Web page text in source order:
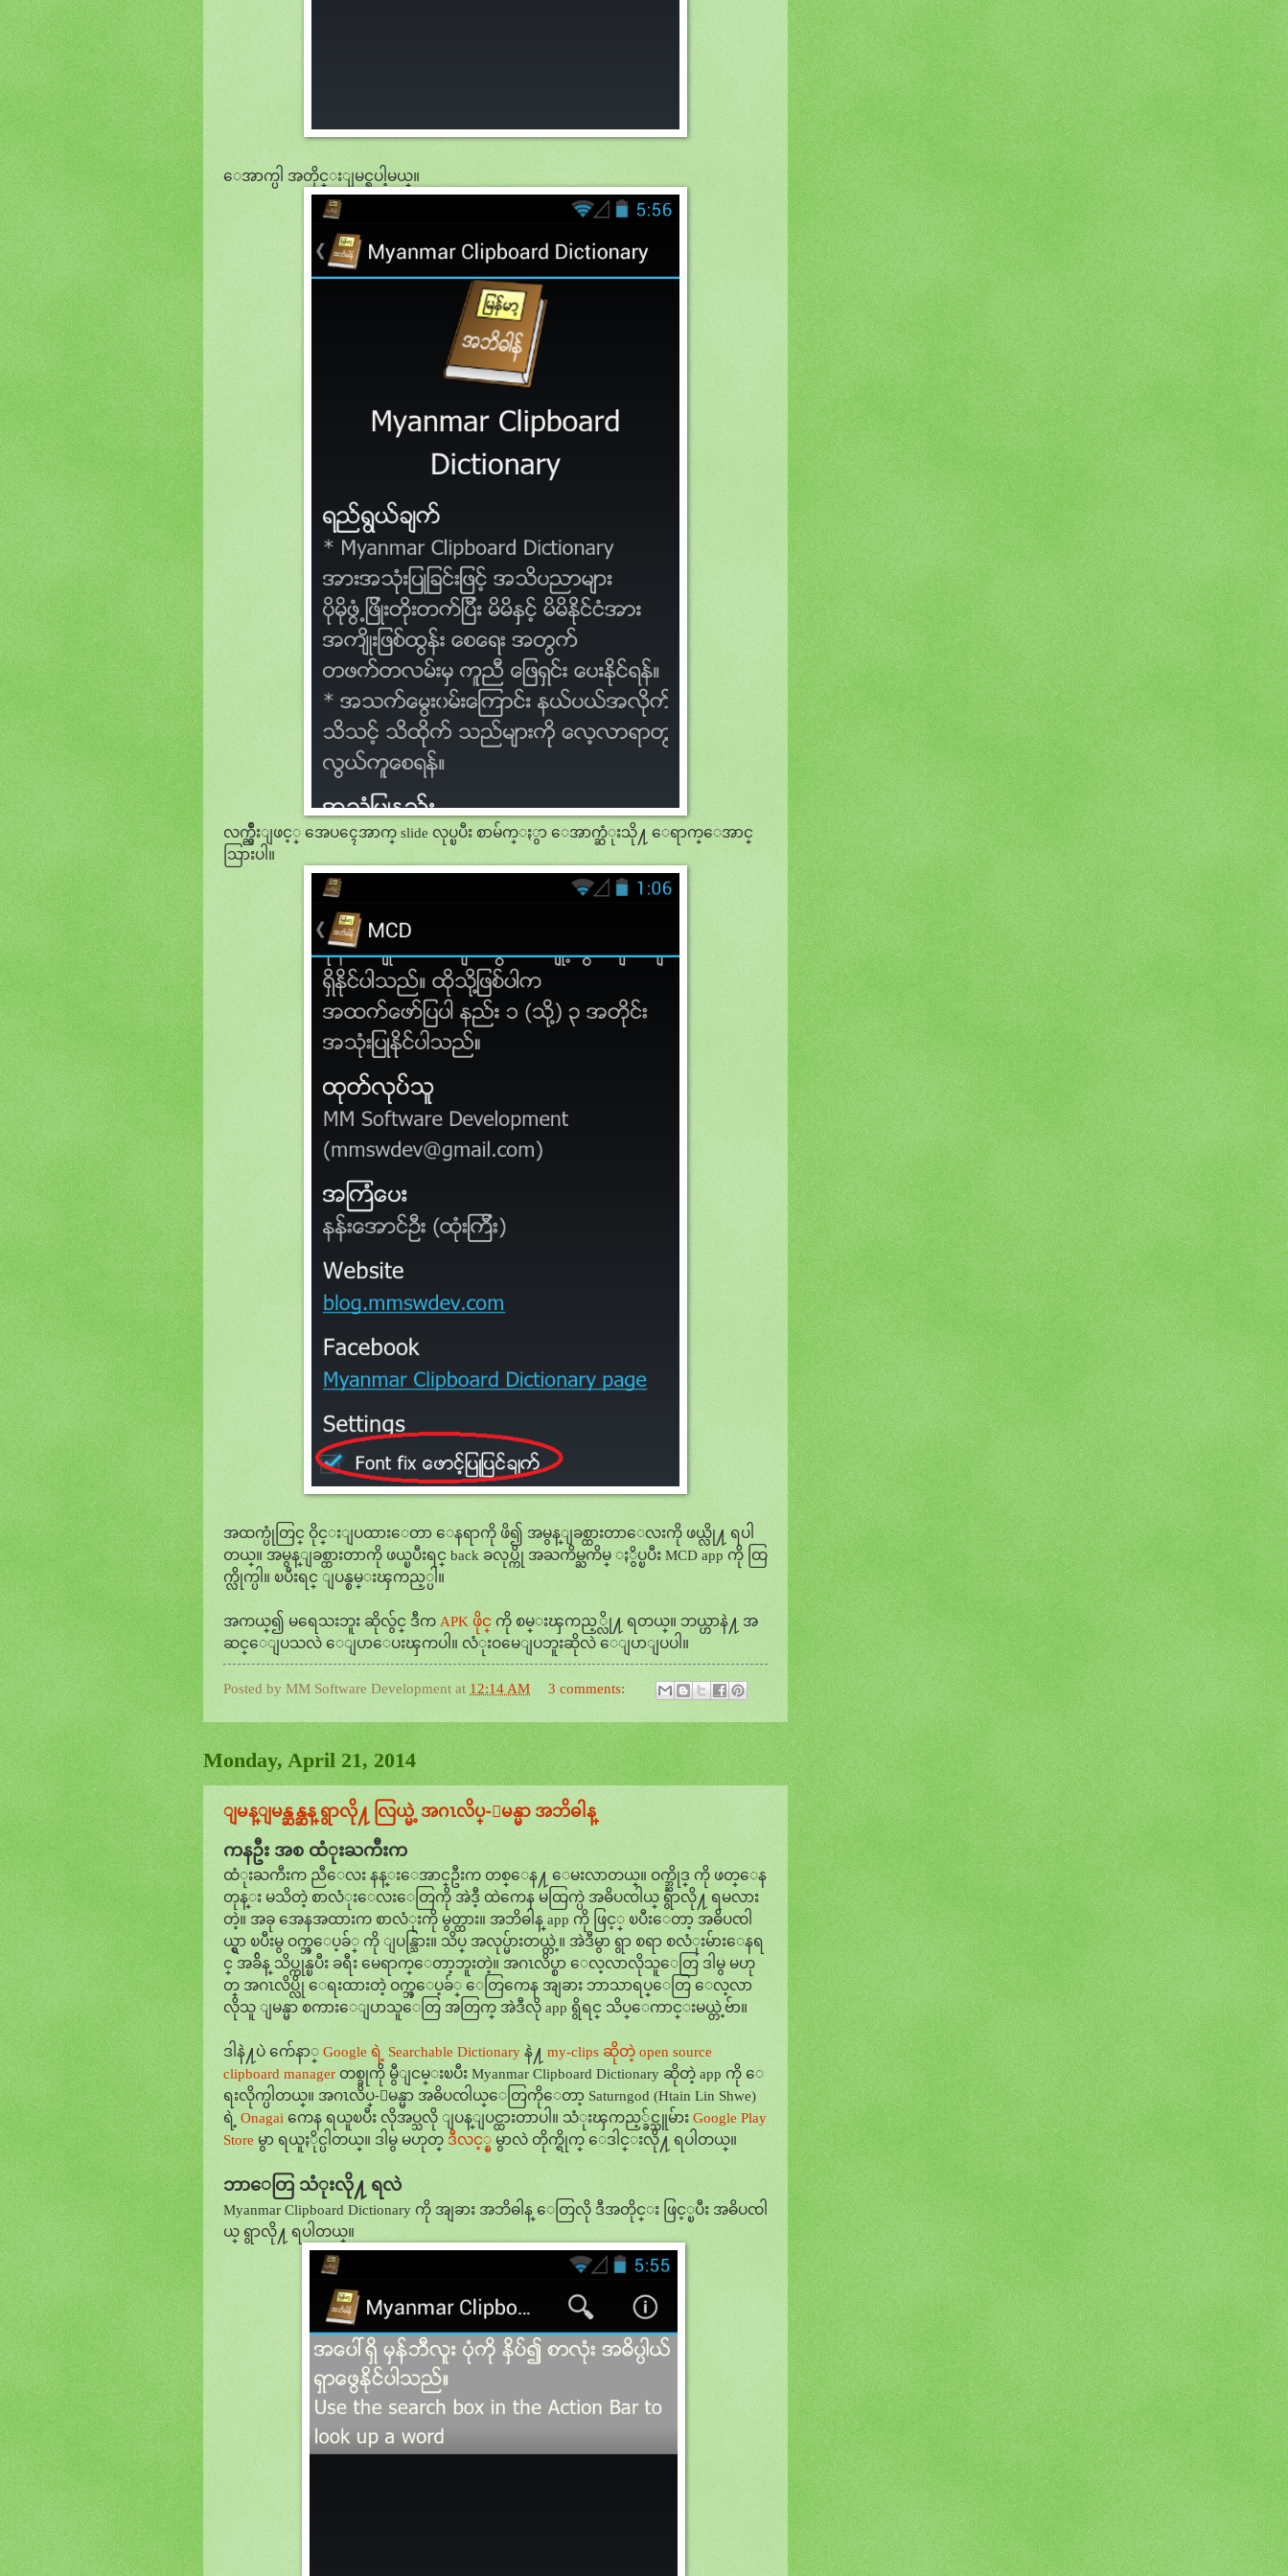
ေအာက္ပါ အတိုင္းျမင္ရပါ့မယ္။
လက္ညွိဳးျဖင့္ အေပၚေအာက္ slide လုပ္ၿပီး စာမ်က္ႏွာ ေအာက္ဆံုးသို႔ ေရာက္ေအာင္
သြားပါ။
အထက္ပုံတြင္ ဝိုင္းျပထားေတာ ေနရာကို ဖိ၍ အမွန္ျခစ္ထားတာေလးကို ဖယ္လို႔ ရပါ
တယ္။ အမွန္ျခစ္ထားတာကို ဖယ္ၿပီးရင္ back ခလုပ္ကို အႀကိမ္ႀကိမ္ ႏွိပ္ၿပီး MCD app ကို ထြ
က္လိုက္ပါ။ ၿပီးရင္ ျပန္စမ္းၾကည့္ပါ။
အကယ္၍ မရေသးဘူး ဆိုလွ်င္ ဒီက APK ဖိုင္ ကို စမ္းၾကည့္လို႔ ရတယ္။ ဘယ္ဟာနဲ႔ အ
ဆင္ေျပသလဲ ေျပာေပးၾကပါ။ လံုးဝမေျပဘူးဆိုလဲ ေျပာျပပါ။
Posted by MM Software Development at 12:14 AM 3 comments:
Monday, April 21, 2014
ျမန္ျမန္ဆန္ဆန္ ရွာလို႔ လြယ္မဲ့ အဂၤလိပ္-ျမန္မာ အဘိဓါန္
ကနဦး အစ ထံုးႀကီးက
ထံုးႀကီးက ညီေလး နန္းေအာင္ဦးက တစ္ေန႔ ေမးလာတယ္။ ဝက္ဘ္ဆိုဒ္ ကို ဖတ္ေန
တုန္း မသိတဲ့ စာလံုးေလးေတြကို အဲဒီ့ ထဲကေန မထြက္ပဲ အဓိပၸါယ္ ရွာလို႔ ရမလား
တဲ့။ အခု အေနအထားက စာလံုးကို မွတ္ထား။ အဘိဓါန္ app ကို ဖြင့္ ၿပီးေတာ့ အဓိပၸါ
ယ္ရွာ ၿပီးမွ ဝက္ဘ္ေပ့ခ်္ ကို ျပန္သြား။ သိပ္ အလုပ္မ်ားတယ္တဲ့။ အဲဒီမွာ ရွာ စရာ စလံုးမ်ားေနရ
င္ အခ်ိန္ သိပ္ကုန္ၿပီး ခရီး မေရာက္ေတာ့ဘူးတဲ့။ အဂၤလိပ္စာ ေလ့လာလိုသူေတြ ဒါမွ မဟု
တ္ အဂၤလိပ္လို ေရးထားတဲ့ ဝက္ဘ္ေပ့ခ်္ ေတြကေန အျခား ဘာသာရပ္ေတြ ေလ့လာ
လိုသူ ျမန္မာ စကားေျပာသူေတြ အတြက္ အဲဒီလို app ရွိရင္ သိပ္ေကာင္းမယ္တဲ့ဗ်ာ။
ဒါနဲ႔ပဲ က်ေနာ္ Google ရဲ့ Searchable Dictionary နဲ႔ my-clips ဆိုတဲ့ open source
clipboard manager တစ္ခုကို မွီျငမ္းၿပီး Myanmar Clipboard Dictionary ဆိုတဲ့ app ကို ေ
ရးလိုက္ပါတယ္။ အဂၤလိပ္-ျမန္မာ အဓိပၸါယ္ေတြကိုေတာ့ Saturngod (Htain Lin Shwe)
ရဲ့ Onagai ကေန ရယူၿပီး လိုအပ္သလို ျပန္ျပင္ထားတာပါ။ သံုးၾကည့္ခ်င္သူမ်ား Google Play
Store မွာ ရယူႏိုင္ပါတယ္။ ဒါမွ မဟုတ္ ဒီလင့္ခ္ မွာလဲ တိုက္ရိုက္ ေဒါင္းလို႔ ရပါတယ္။
ဘာေတြ သံုးလို႔ ရလဲ
Myanmar Clipboard Dictionary ကို အျခား အဘိဓါန္ ေတြလို ဒီအတိုင္း ဖြင့္ၿပီး အဓိပၸါ
ယ္ ရွာလို႔ ရပါတယ္။